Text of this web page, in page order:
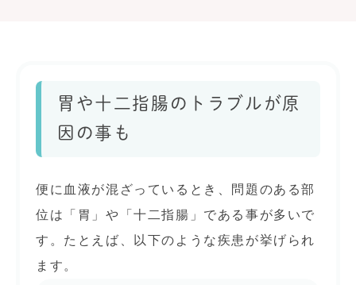
胃や十二指腸のトラブルが原
因の事も
便に血液が混ざっているとき、問題のある部
位は「胃」や「十二指腸」である事が多いで
す。たとえば、以下のような疾患が挙げられ
ます。